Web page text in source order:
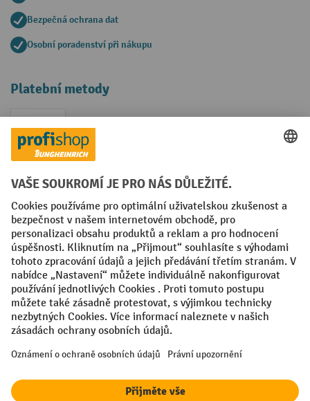
Bezpečná ochrana dat
Osobní poradenství při nákupu
Platební metody
Faktura
Sociální sítě
Facebook
YouTubeLinkedIn
VODP Otisk
Prohlášení o ochraně osobních údajů
Nastavení ochrany osobních údajů
All prices excl. VAT plusshipping costsand possible delivery charges,
¹ Sleva platí do vyprodání zásob. Sleva se nevztahuje na akční ceny.